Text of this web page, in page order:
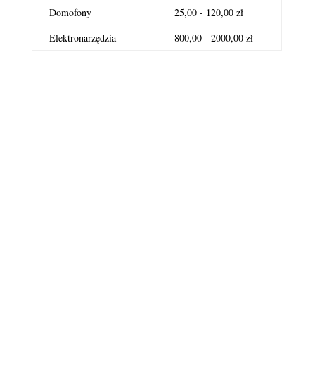
Domofony
25,00 - 120,00 zł
Elektronarzędzia
800,00 - 2000,00 zł